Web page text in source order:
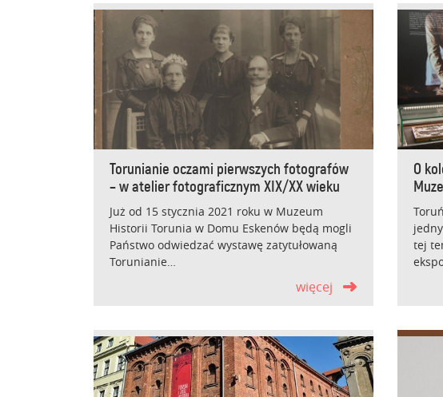
Torunianie oczami pierwszych fotografów
– w atelier fotograficznym XIX/XX wieku
Już od 15 stycznia 2021 roku w Muzeum
Historii Torunia w Domu Eskenów będą mogli
Państwo odwiedzać wystawę zatytułowaną
Torunianie…
więcej
O
tej